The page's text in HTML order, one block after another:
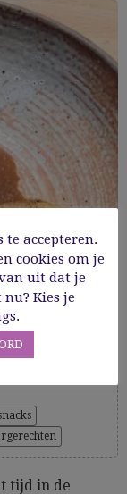
witlof en
tijd in de
te accepteren.
cookies om je
uit dat je
Kies je